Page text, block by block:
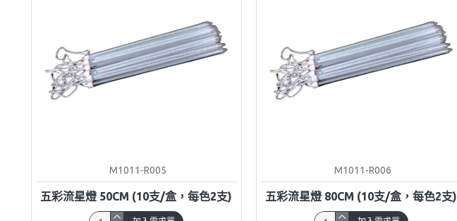
M1011-R005
五彩流星燈 50CM (10支/盒，每色2支)
M1011-R006
五彩流星燈 80CM (10支/盒，每色2支)